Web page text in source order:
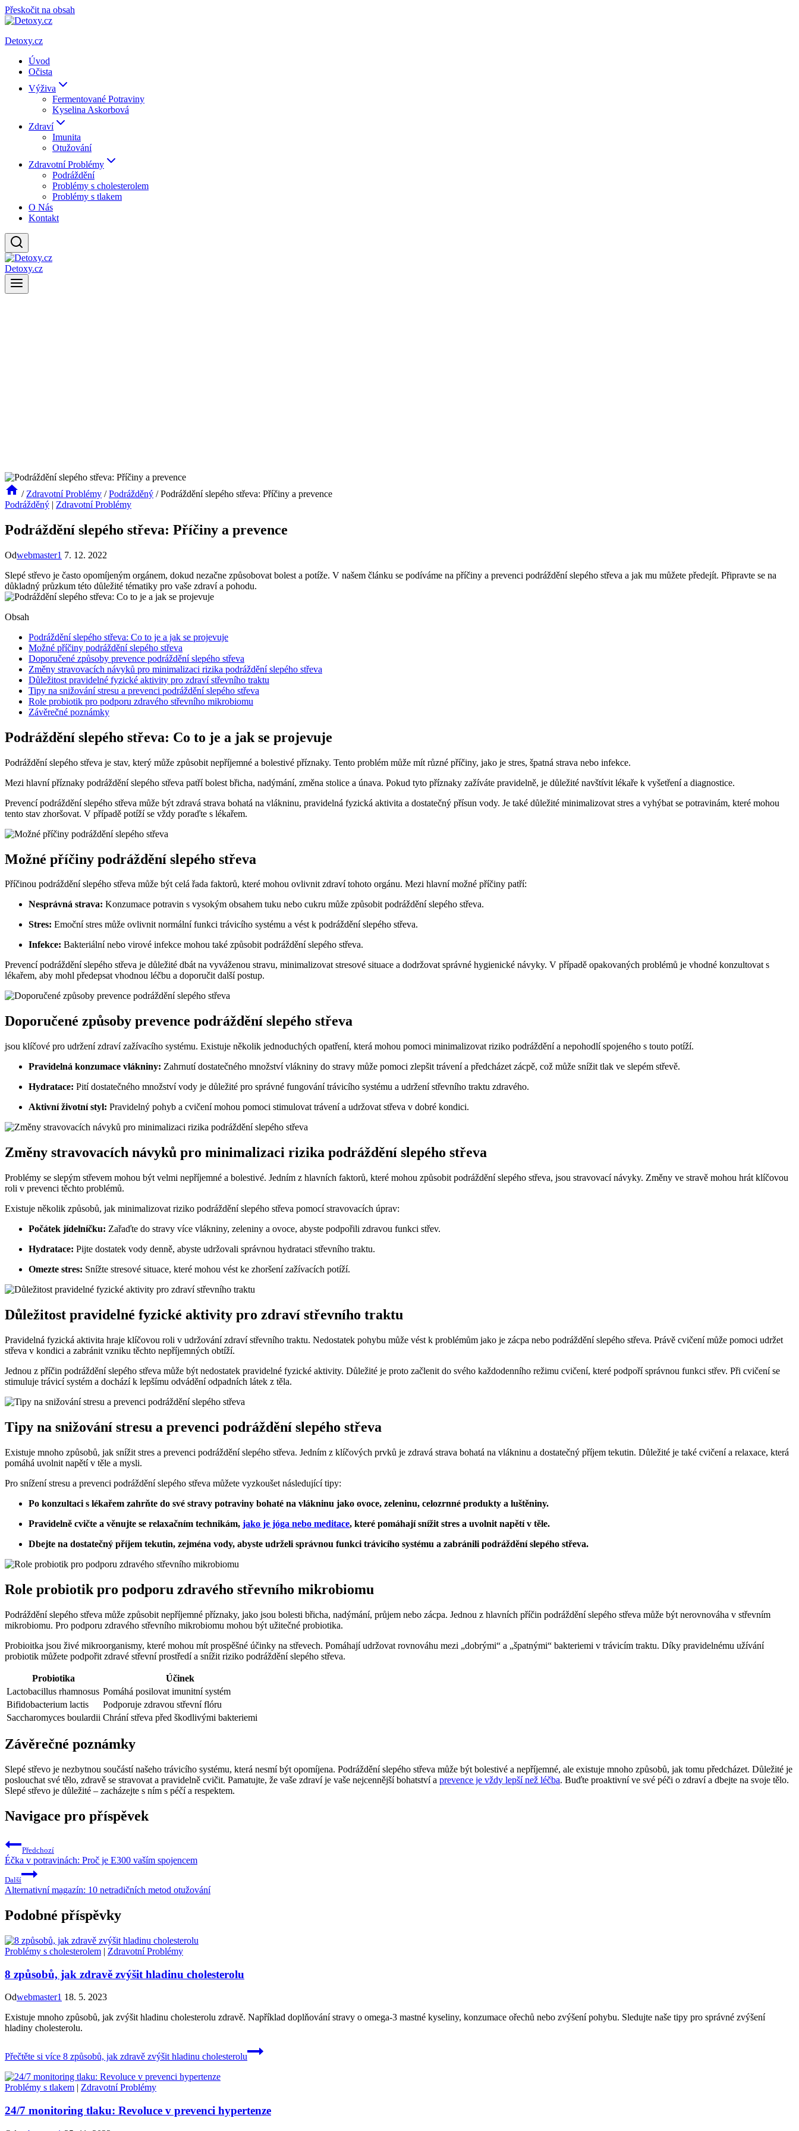
Přeskočit na obsah
Detoxy.cz
Úvod
Očista
Výživa
Fermentované Potraviny
Kyselina Askorbová
Zdraví
Imunita
Otužování
Zdravotní Problémy
Podráždění
Problémy s cholesterolem
Problémy s tlakem
O Nás
Kontakt
Detoxy.cz
/ Zdravotní Problémy / Podrážděný / Podráždění slepého střeva: Příčiny a prevence
Podrážděný | Zdravotní Problémy
Podráždění slepého střeva: Příčiny a prevence
Odwebmaster1 7. 12. 2022
Slepé střevo je často opomíjeným orgánem, dokud nezačne způsobovat bolest a potíže. V našem článku se podíváme na příčiny a prevenci podráždění slepého střeva a jak mu můžete předejít. Připravte se na
důkladný průzkum této důležité tématiky pro vaše zdraví a pohodu.
Obsah
Podráždění slepého střeva: Co to je a jak se projevuje
Možné příčiny podráždění slepého střeva
Doporučené způsoby prevence podráždění slepého střeva
Změny stravovacích návyků pro minimalizaci rizika podráždění slepého střeva
Důležitost pravidelné fyzické aktivity pro zdraví střevního traktu
Tipy na snižování stresu a prevenci podráždění slepého střeva
Role probiotik pro podporu zdravého střevního mikrobiomu
Závěrečné poznámky
Podráždění slepého střeva: Co to je a jak se projevuje
Podráždění slepého střeva je stav, který může způsobit nepříjemné a bolestivé příznaky. Tento problém může mít různé příčiny, jako je stres, špatná strava nebo infekce.
Mezi hlavní příznaky podráždění slepého střeva patří bolest břicha, nadýmání, změna stolice a únava. Pokud tyto příznaky zažíváte pravidelně, je důležité navštívit lékaře k vyšetření a diagnostice.
Prevencí podráždění slepého střeva může být zdravá strava bohatá na vlákninu, pravidelná fyzická aktivita a dostatečný přísun vody. Je také důležité minimalizovat stres a vyhýbat se potravinám, které mohou
tento stav zhoršovat. V případě potíží se vždy poraďte s lékařem.
Možné příčiny podráždění slepého střeva
Příčinou podráždění slepého střeva může být celá řada faktorů, které mohou ovlivnit zdraví tohoto orgánu. Mezi hlavní možné příčiny patří:
Nesprávná strava: Konzumace potravin s vysokým obsahem tuku nebo cukru může způsobit podráždění slepého střeva.
Stres: Emoční stres může ovlivnit normální funkci trávicího systému a vést k podráždění slepého střeva.
Infekce: Bakteriální nebo virové infekce mohou také způsobit podráždění slepého střeva.
Prevencí podráždění slepého střeva je důležité dbát na vyváženou stravu, minimalizovat stresové situace a dodržovat správné hygienické návyky. V případě opakovaných problémů je vhodné konzultovat s
lékařem, aby mohl předepsat vhodnou léčbu a doporučit další postup.
Doporučené způsoby prevence podráždění slepého střeva
jsou klíčové pro udržení zdraví zažívacího systému. Existuje několik jednoduchých opatření, která mohou pomoci minimalizovat riziko podráždění a nepohodlí spojeného s touto potíží.
Pravidelná konzumace vlákniny: Zahrnutí dostatečného množství vlákniny do stravy může pomoci zlepšit trávení a předcházet zácpě, což může snížit tlak ve slepém střevě.
Hydratace: Pití dostatečného množství vody je důležité pro správné fungování trávicího systému a udržení střevního traktu zdravého.
Aktivní životní styl: Pravidelný pohyb a cvičení mohou pomoci stimulovat trávení a udržovat střeva v dobré kondici.
Změny stravovacích návyků pro minimalizaci rizika podráždění slepého střeva
Problémy se slepým střevem mohou být velmi nepříjemné a bolestivé. Jedním z hlavních faktorů, které mohou způsobit podráždění slepého střeva, jsou stravovací návyky. Změny ve stravě mohou hrát klíčovou
roli v prevenci těchto problémů.
Existuje několik způsobů, jak minimalizovat riziko podráždění slepého střeva pomocí stravovacích úprav:
Počátek jídelníčku: Zařaďte do stravy více vlákniny, zeleniny a ovoce, abyste podpořili zdravou funkci střev.
Hydratace: Pijte dostatek vody denně, abyste udržovali správnou hydrataci střevního traktu.
Omezte stres: Snížte stresové situace, které mohou vést ke zhoršení zažívacích potíží.
Důležitost pravidelné fyzické aktivity pro zdraví střevního traktu
Pravidelná fyzická aktivita hraje klíčovou roli v udržování zdraví střevního traktu. Nedostatek pohybu může vést k problémům jako je zácpa nebo podráždění slepého střeva. Právě cvičení může pomoci udržet
střeva v kondici a zabránit vzniku těchto nepříjemných obtíží.
Jednou z příčin podráždění slepého střeva může být nedostatek pravidelné fyzické aktivity. Důležité je proto začlenit do svého každodenního režimu cvičení, které podpoří správnou funkci střev. Při cvičení se
stimuluje trávicí systém a dochází k lepšímu odvádění odpadních látek z těla.
Tipy na snižování stresu a prevenci podráždění slepého střeva
Existuje mnoho způsobů, jak snížit stres a prevenci podráždění slepého střeva. Jedním z klíčových prvků je zdravá strava bohatá na vlákninu a dostatečný příjem tekutin. Důležité je také cvičení a relaxace, která
pomáhá uvolnit napětí v těle a mysli.
Pro snížení stresu a prevenci podráždění slepého střeva můžete vyzkoušet následující tipy:
Po konzultaci s lékařem zahrňte do své stravy potraviny bohaté na vlákninu jako ovoce, zeleninu, celozrnné produkty a luštěniny.
Pravidelně cvičte a věnujte se relaxačním technikám, jako je jóga nebo meditace, které pomáhají snížit stres a uvolnit napětí v těle.
Dbejte na dostatečný příjem tekutin, zejména vody, abyste udrželi správnou funkci trávicího systému a zabránili podráždění slepého střeva.
Role probiotik pro podporu zdravého střevního mikrobiomu
Podráždění slepého střeva může způsobit nepříjemné příznaky, jako jsou bolesti břicha, nadýmání, průjem nebo zácpa. Jednou z hlavních příčin podráždění slepého střeva může být nerovnováha v střevním
mikrobiomu. Pro podporu zdravého střevního mikrobiomu mohou být užitečné probiotika.
Probioitka jsou živé mikroorganismy, které mohou mít prospěšné účinky na střevech. Pomáhají udržovat rovnováhu mezi „dobrými“ a „špatnými“ bakteriemi v trávicím traktu. Díky pravidelnému užívání
probiotik můžete podpořit zdravé střevní prostředí a snížit riziko podráždění slepého střeva.
Probiotika
Účinek
Lactobacillus rhamnosus Pomáhá posilovat imunitní systém
Bifidobacterium lactis
Podporuje zdravou střevní flóru
Saccharomyces boulardii Chrání střeva před škodlivými bakteriemi
Závěrečné poznámky
Slepé střevo je nezbytnou součástí našeho trávicího systému, která nesmí být opomíjena. Podráždění slepého střeva může být bolestivé a nepříjemné, ale existuje mnoho způsobů, jak tomu předcházet. Důležité je
poslouchat své tělo, zdravě se stravovat a pravidelně cvičit. Pamatujte, že vaše zdraví je vaše nejcennější bohatství a prevence je vždy lepší než léčba. Buďte proaktivní ve své péči o zdraví a dbejte na svoje tělo.
Slepé střevo je důležité – zacházejte s ním s péčí a respektem.
Navigace pro příspěvek
Předchozí
Éčka v potravinách: Proč je E300 vaším spojencem
Další
Alternativní magazín: 10 netradičních metod otužování
Podobné příspěvky
Problémy s cholesterolem | Zdravotní Problémy
8 způsobů, jak zdravě zvýšit hladinu cholesterolu
Odwebmaster1 18. 5. 2023
Existuje mnoho způsobů, jak zvýšit hladinu cholesterolu zdravě. Například doplňování stravy o omega-3 mastné kyseliny, konzumace ořechů nebo zvýšení pohybu. Sledujte naše tipy pro správné zvýšení
hladiny cholesterolu.
Přečtěte si více 8 způsobů, jak zdravě zvýšit hladinu cholesterolu
Problémy s tlakem | Zdravotní Problémy
24/7 monitoring tlaku: Revoluce v prevenci hypertenze